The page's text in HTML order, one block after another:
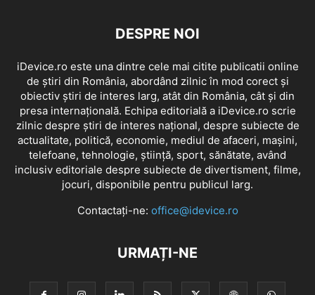
DESPRE NOI
iDevice.ro este una dintre cele mai citite publicatii online
de știri din România, abordând zilnic în mod corect și
obiectiv știri de interes larg, atât din România, cât și din
presa internațională. Echipa editorială a iDevice.ro scrie
zilnic despre știri de interes național, despre subiecte de
actualitate, politică, economie, mediul de afaceri, mașini,
telefoane, tehnologie, știință, sport, sănătate, având
inclusiv editoriale despre subiecte de divertisment, filme,
jocuri, disponibile pentru publicul larg.
Contactați-ne: office@idevice.ro
URMAȚI-NE